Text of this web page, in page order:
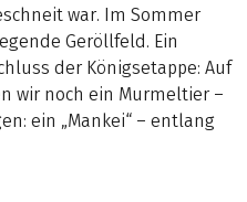
war. Im Sommer
Geröllfeld. Ein
der Königsetappe: Auf
wir noch ein Murmeltier –
ein „Mankei“ – entlang